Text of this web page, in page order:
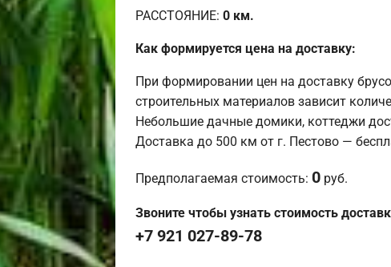
РАССТОЯНИЕ: 0 км.
Как формируется цена на доставку:
При формировании цен на доставку
строительных материалов зависит
Небольшие дачные домики, коттеджи
Доставка до 500 км от г. Пестово —
Предполагаемая стоимость: 0 руб.
Звоните чтобы узнать стоимость
+7 921 027-89-78